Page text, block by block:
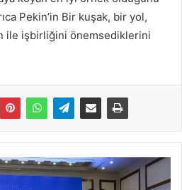
Pekin’in Bir kuşak, bir yol,
ile işbirliğini önemsediklerini